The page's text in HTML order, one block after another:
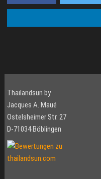
Powerboot, Cruising...
Thailandsun by
Jacques A. Maué
Ostelsheimer Str. 27
D-71034 Böblingen